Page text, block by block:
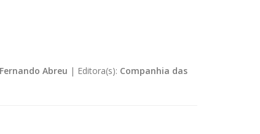
Abreu | Editora(s): Companhia das